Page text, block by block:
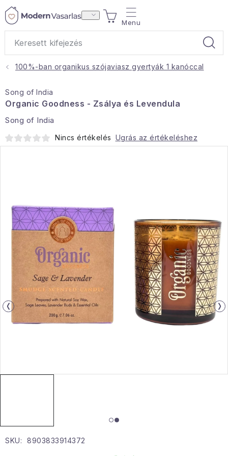
Ugrás
KOSÁR
Otthoni illatok
Teák
Hobbi és kert
Gyűjtemény
Egészség és szépség
Sport és szabadban
Gyermekeknek
Karácsonyi esemény
100%-ban organikus szójaviasz gyertyák 1 kanóccal
SKU: 8903833914372
Song of India
Organic Goodness - Zsálya és Levendula
Song of India
Nincs értékelés Ugrás az értékeléshez